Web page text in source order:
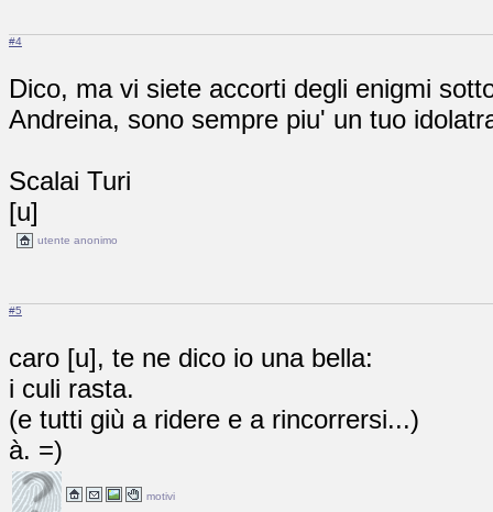
#4
Dico, ma vi siete accorti degli enigmi
Andreina, sono sempre piu' un tuo
Scalai Turi
[u]
utente anonimo
#5
caro [u], te ne dico io una bella:
i culi rasta.
(e tutti giù a ridere e a rincorrersi...)
à. =)
motivi